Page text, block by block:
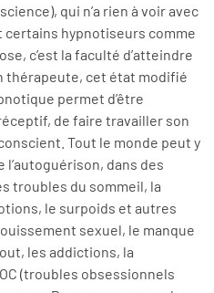
qui n’a rien à voir avec
certains hypnotiseurs comme
c’est la faculté d’atteindre
thérapeute, cet état modifié
permet d’être
de faire travailler son
Tout le monde peut y
l’autoguérison, dans des
troubles du sommeil, la
le surpoids et autres
sexuel, le manque
les addictions, la
(troubles obsessionnels